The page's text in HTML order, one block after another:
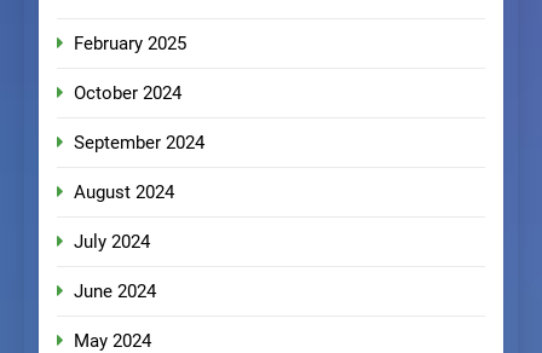
February 2025
October 2024
September 2024
August 2024
July 2024
June 2024
May 2024